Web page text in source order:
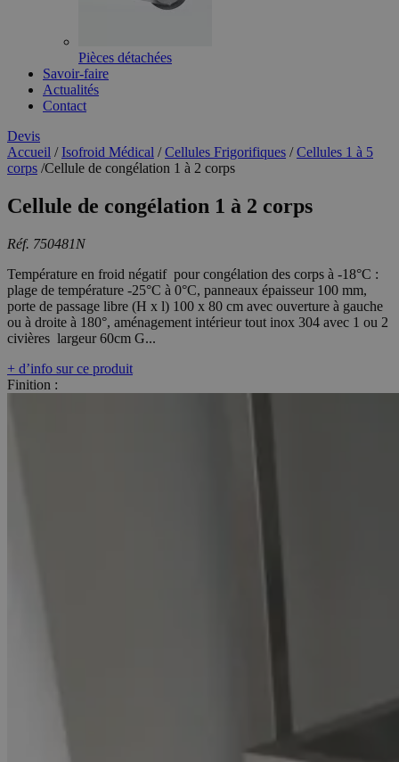
Pièces détachées
Savoir-faire
Actualités
Contact
Devis
Accueil /Isofroid Médical /Cellules Frigorifiques /Cellules 1 à 5
corps /Cellule de congélation 1 à 2 corps
Cellule de congélation 1 à 2 corps
Réf. 750481N
Température en froid négatif pour congélation des corps à -18°C :
plage de température -25°C à 0°C, panneaux épaisseur 100 mm,
porte de passage libre (H x l) 100 x 80 cm avec ouverture à gauche
ou à droite à 180°, aménagement intérieur tout inox 304 avec 1 ou 2
civières largeur 60cm G...
+ d’info sur ce produit
Finition :